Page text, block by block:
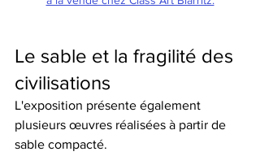
Le sable et la fragilité des
civilisations
L'exposition présente également
plusieurs œuvres réalisées à partir de
sable compacté.